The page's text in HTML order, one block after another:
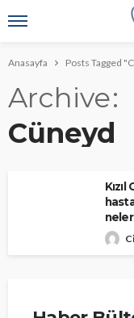
Anasayfa Posts Tagged
Archive
Cüneyd
neler